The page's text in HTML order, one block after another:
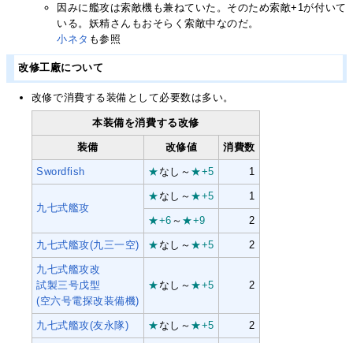
因みに艦攻は索敵機も兼ねていた。そのため索敵+1が付いて
いる。妖精さんもおそらく索敵中なのだ。
小ネタ も参照
改修工廠について
改修で消費する装備として必要数は多い。
本装備を消費する改修
装備 改修値 消費数
Swordfish ★なし～ ★+5 1
九七式艦攻
★なし～ ★+5 1
★+6 ～ ★+9 2
九七式艦攻(九三一空) ★なし～ ★+5 2
九七式艦攻改
試製三号戊型
(空六号電探改装備機)
★なし～ ★+5 2
九七式艦攻(友永隊) ★なし～ ★+5 2